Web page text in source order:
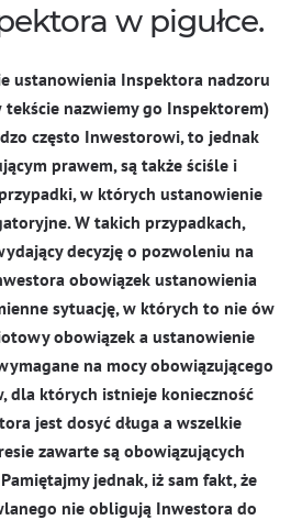
w pigułce.
ustanowienia Inspektora nadzoru
nazwiemy go Inspektorem)
często Inwestorowi, to jednak
prawem, są także ściśle i
w których ustanowienie
W takich przypadkach,
decyzję o pozwoleniu na
obowiązek ustanowienia
sytuację, w których to nie ów
obowiązek a ustanowienie
na mocy obowiązującego
dla których istnieje konieczność
jest dosyć długa a wszelkie
zawarte są obowiązujących
jednak, iż sam fakt, że
nie obligują Inwestora do